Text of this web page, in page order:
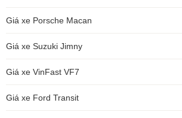
Giá xe Porsche Macan
Giá xe Suzuki Jimny
Giá xe VinFast VF7
Giá xe Ford Transit